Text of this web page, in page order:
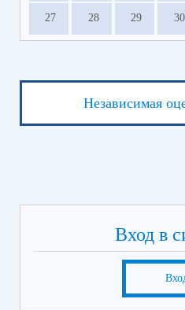
27 28 29 30
Независимая
Вход в